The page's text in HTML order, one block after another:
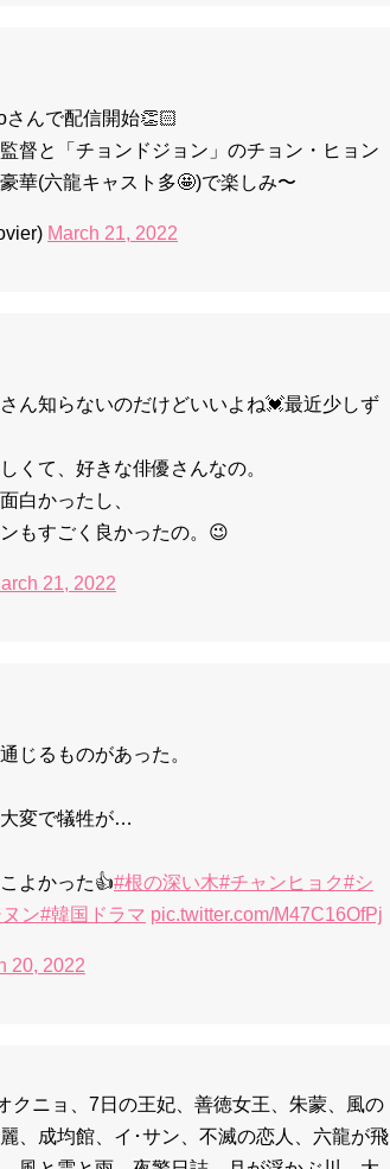
んで配信開始👏🏻
督と「チョンドジョン」のチョン・ヒョン
華(六龍キャスト多🤩)で楽しみ〜
March 21, 2022
ん知らないのだけどいいよね💓最近少しず
くて、好きな俳優さんなの。
白かったし、
もすごく良かったの。😉
21, 2022
じるものがあった。
変で犠牲が…
よかった👍#根の深い木#チャンヒョク#シ
ン#韓国ドラマ pic.twitter.com/M47C16OfPj
20, 2022
クニョ、7日の王妃、善徳女王、朱蒙、風の
、成均館、イ･サン、不滅の恋人、六龍が飛